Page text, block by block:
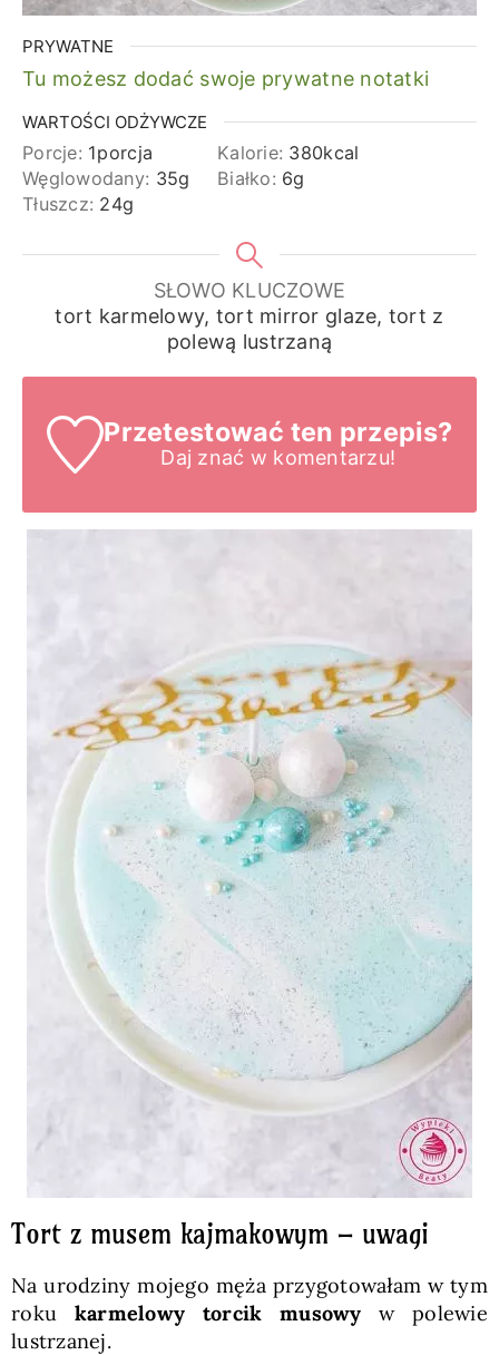
PRYWATNE
Tu możesz dodać swoje prywatne notatki
WARTOŚCI ODŻYWCZE
Porcje: 1porcja Kalorie: 380kcal
Węglowodany: 35g Białko: 6g
Tłuszcz: 24g
SŁOWO KLUCZOWE
tort karmelowy, tort mirror glaze, tort z
polewą lustrzaną
Przetestować ten przepis?
Daj znać w komentarzu!
Tort z musem kajmakowym – uwagi
Na urodziny mojego męża przygotowałam w tym
roku karmelowy torcik musowyw polewie
lustrzanej.